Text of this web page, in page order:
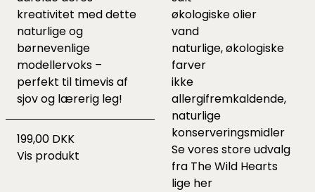
kreativitet med dette
naturlige og
børnevenlige
modellervoks –
perfekt til timevis af
sjov og lærerig leg!
199,00 DKK
Vis produkt
økologiske olier
vand
naturlige, økologiske
farver
ikke
allergifremkaldende,
naturlige
konserveringsmidler
Se vores store udvalg
fra The Wild Hearts
lige her